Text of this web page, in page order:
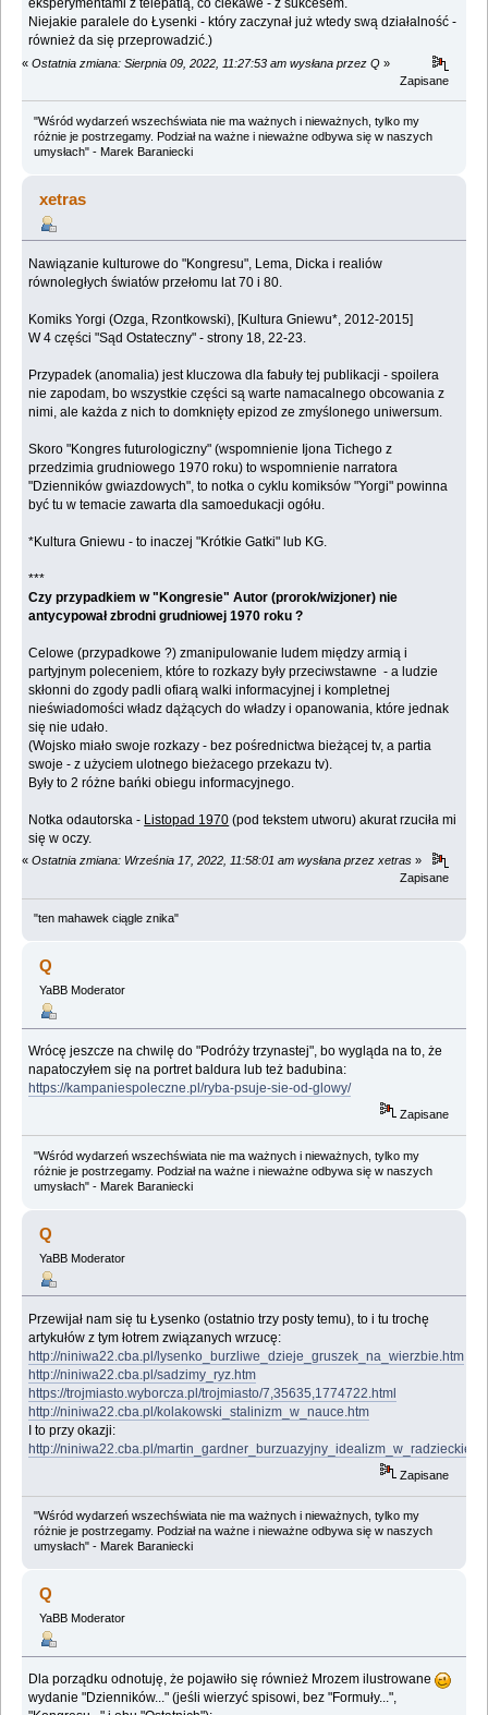
eksperymentami z telepatią, co ciekawe - z sukcesem.
Niejakie paralele do Łysenki - który zaczynał już wtedy swą działalność -
również da się przeprowadzić.)
« Ostatnia zmiana: Sierpnia 09, 2022, 11:27:53 am wysłana przez Q »
Zapisane
"Wśród wydarzeń wszechświata nie ma ważnych i nieważnych, tylko my
różnie je postrzegamy. Podział na ważne i nieważne odbywa się w naszych
umysłach" - Marek Baraniecki
xetras
Nawiązanie kulturowe do "Kongresu", Lema, Dicka i realiów
równoległych światów przełomu lat 70 i 80.
Komiks Yorgi (Ozga, Rzontkowski), [Kultura Gniewu*, 2012-2015]
W 4 części "Sąd Ostateczny" - strony 18, 22-23.
Przypadek (anomalia) jest kluczowa dla fabuły tej publikacji - spoilera
nie zapodam, bo wszystkie części są warte namacalnego obcowania z
nimi, ale każda z nich to domknięty epizod ze zmyślonego uniwersum.
Skoro "Kongres futurologiczny" (wspomnienie Ijona Tichego z
przedzimia grudniowego 1970 roku) to wspomnienie narratora
"Dzienników gwiazdowych", to notka o cyklu komiksów "Yorgi" powinna
być tu w temacie zawarta dla samoedukacji ogółu.
*Kultura Gniewu - to inaczej "Krótkie Gatki" lub KG.
***
Czy przypadkiem w "Kongresie" Autor (prorok/wizjoner) nie
antycypował zbrodni grudniowej 1970 roku ?
Celowe (przypadkowe ?) zmanipulowanie ludem między armią i
partyjnym poleceniem, które to rozkazy były przeciwstawne - a ludzie
skłonni do zgody padli ofiarą walki informacyjnej i kompletnej
nieświadomości władz dążących do władzy i opanowania, które jednak
się nie udało.
(Wojsko miało swoje rozkazy - bez pośrednictwa bieżącej tv, a partia
swoje - z użyciem ulotnego bieżacego przekazu tv).
Były to 2 różne bańki obiegu informacyjnego.
Notka odautorska - Listopad 1970 (pod tekstem utworu) akurat rzuciła mi
się w oczy.
« Ostatnia zmiana: Września 17, 2022, 11:58:01 am wysłana przez xetras »
Zapisane
"ten mahawek ciągle znika"
Q
YaBB Moderator
Wrócę jeszcze na chwilę do "Podróży trzynastej", bo wygląda na to, że
napatoczyłem się na portret baldura lub też badubina:
https://kampaniespoleczne.pl/ryba-psuje-sie-od-glowy/
Zapisane
"Wśród wydarzeń wszechświata nie ma ważnych i nieważnych, tylko my
różnie je postrzegamy. Podział na ważne i nieważne odbywa się w naszych
umysłach" - Marek Baraniecki
Q
YaBB Moderator
Przewijał nam się tu Łysenko (ostatnio trzy posty temu), to i tu trochę
artykułów z tym łotrem związanych wrzucę:
http://niniwa22.cba.pl/lysenko_burzliwe_dzieje_gruszek_na_wierzbie.htm
http://niniwa22.cba.pl/sadzimy_ryz.htm
https://trojmiasto.wyborcza.pl/trojmiasto/7,35635,1774722.html
http://niniwa22.cba.pl/kolakowski_stalinizm_w_nauce.htm
I to przy okazji:
http://niniwa22.cba.pl/
Zapisane
"Wśród wydarzeń wszechświata nie ma ważnych i nieważnych, tylko my
różnie je postrzegamy. Podział na ważne i nieważne odbywa się w naszych
umysłach" - Marek Baraniecki
Q
YaBB Moderator
Dla porządku odnotuję, że pojawiło się również Mrozem ilustrowane
wydanie "Dzienników..." (jeśli wierzyć spisowi, bez "Formuły...",